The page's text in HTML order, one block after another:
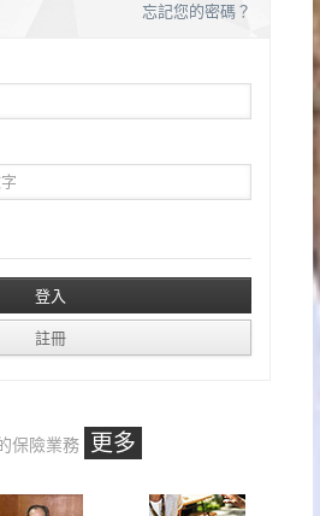
忘記您的密碼？
保險業務 更多